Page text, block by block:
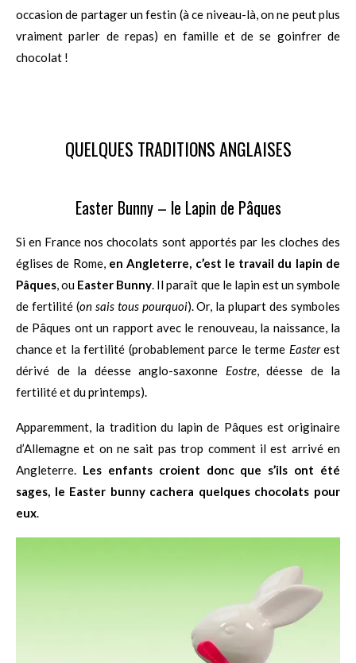
occasion de partager un festin (à ce niveau-là, on ne peut plus
vraiment parler de repas) en famille et de se goinfrer de
chocolat !
QUELQUES TRADITIONS ANGLAISES
Easter Bunny – le Lapin de Pâques
Si en France nos chocolats sont apportés par les cloches des
églises de Rome, en Angleterre, c’est le travail du lapin de
Pâques, ou Easter Bunny. Il paraît que le lapin est un symbole
de fertilité (on sais tous pourquoi). Or, la plupart des symboles
de Pâques ont un rapport avec le renouveau, la naissance, la
chance et la fertilité (probablement parce le terme Easterest
dérivé de la déesse anglo-saxonne Eostre, déesse de la
fertilité et du printemps).
Apparemment, la tradition du lapin de Pâques est originaire
d’Allemagne et on ne sait pas trop comment il est arrivé en
Angleterre. Les enfants croient donc que s’ils ont été
sages, le Easter bunny cachera quelques chocolats pour
eux.